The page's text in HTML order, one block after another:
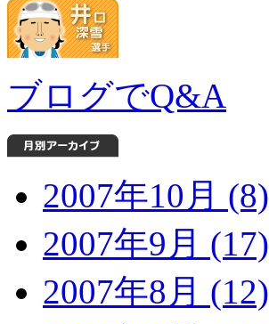
ブログでQ&A
2007年10月 (8)
2007年9月 (17)
2007年8月 (12)